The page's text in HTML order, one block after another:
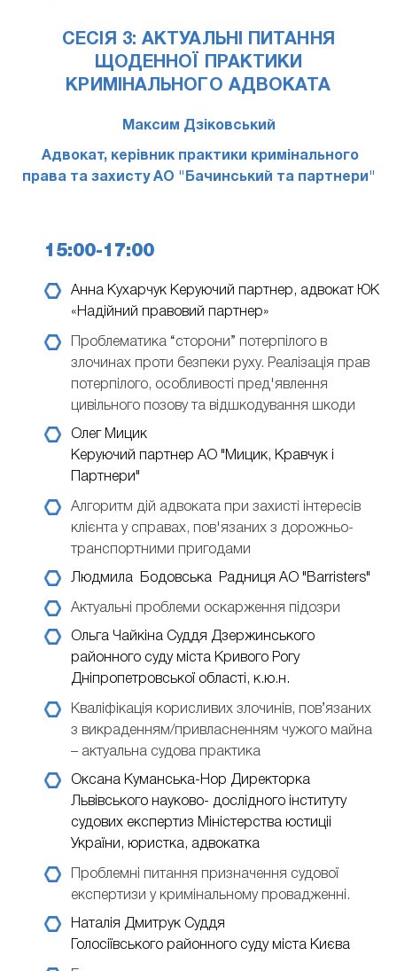
СЕСІЯ 3: АКТУАЛЬНІ ПИТАННЯ
ЩОДЕННОЇ ПРАКТИКИ
КРИМІНАЛЬНОГО АДВОКАТА
Максим Дзіковський
Адвокат, керівник практики кримінального
права та захисту АО "Бачинський та партнери"
15:00-17:00
Анна Кухарчук Керуючий партнер, адвокат ЮК
«Надійний правовий партнер»
Проблематика “сторони” потерпілого в
злочинах проти безпеки руху. Реалізація прав
потерпілого, особливості пред'явлення
цивільного позову та відшкодування шкоди
Олег Мицик
Керуючий партнер АО "Мицик, Кравчук і
Партнери"
Алгоритм дій адвоката при захисті інтересів
клієнта у справах, пов'язаних з дорожньо-
транспортними пригодами
Людмила Бодовська Радниця АО "Barristers"
Актуальні проблеми оскарження підозри
Ольга Чайкіна Суддя Дзержинського
районного суду міста Кривого Рогу
Дніпропетровської області, к.ю.н.
Кваліфікація корисливих злочинів, пов’язаних
з викраденням/привласненням чужого майна
– актуальна судова практика
Оксана Куманська-Нор Директорка
Львівського науково- дослідного інституту
судових експертиз Міністерства юстиціі
України, юристка, адвокатка
Проблемні питання призначення судової
експертизи у кримінальному провадженні.
Наталія Дмитрук Суддя
Голосіївського районного суду міста Києва